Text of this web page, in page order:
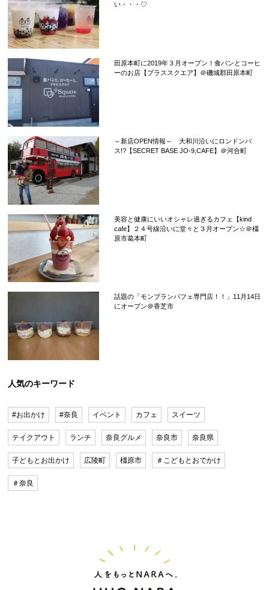
い・・・♡
田原本町に2019年３月オープン！食パンとコーヒ
ーのお店【プラススクエア】＠磯城郡田原本町
～新店OPEN情報～ 大和川沿いにロンドンバ
ス!?【SECRET BASE JO-9,CAFE】＠河合町
美容と健康にいいオシャレ過ぎるカフェ【kind
cafe】２４号線沿いに堂々と３月オープン☆＠橿
原市葛本町
話題の「モンブランパフェ専門店！！」11月14日
にオープン＠香芝市
人気のキーワード
#お出かけ #奈良 イベント カフェ スイーツ
テイクアウト ランチ 奈良グルメ 奈良市 奈良県
子どもとお出かけ 広陵町 橿原市 ＃こどもとおでかけ
＃奈良